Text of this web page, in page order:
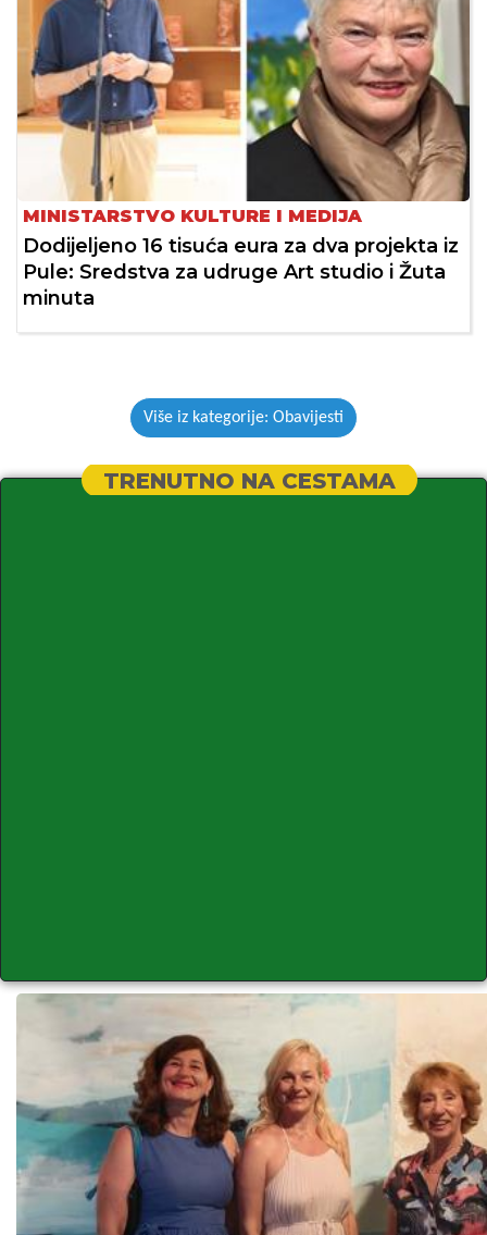
MINISTARSTVO KULTURE I MEDIJA
Dodijeljeno 16 tisuća eura za dva projekta iz
Pule: Sredstva za udruge Art studio i Žuta
minuta
Više iz kategorije: Obavijesti
TRENUTNO NA CESTAMA